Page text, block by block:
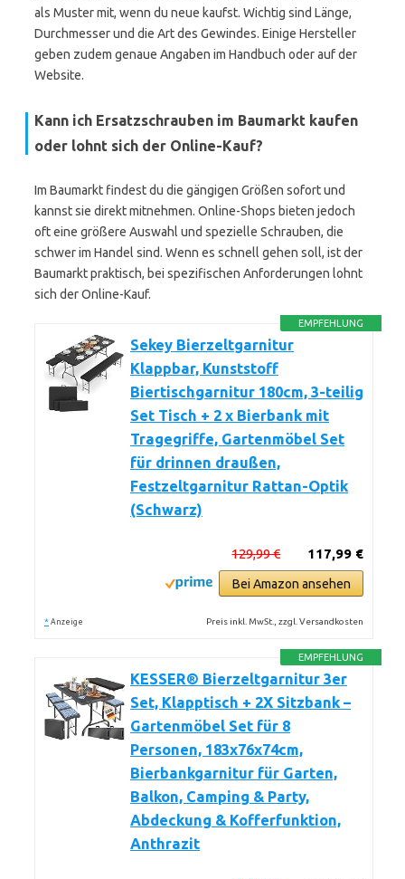
als Muster mit, wenn du neue kaufst. Wichtig sind Länge,
Durchmesser und die Art des Gewindes. Einige Hersteller
geben zudem genaue Angaben im Handbuch oder auf der
Website.
Kann ich Ersatzschrauben im Baumarkt kaufen
oder lohnt sich der Online-Kauf?
Im Baumarkt findest du die gängigen Größen sofort und
kannst sie direkt mitnehmen. Online-Shops bieten jedoch
oft eine größere Auswahl und spezielle Schrauben, die
schwer im Handel sind. Wenn es schnell gehen soll, ist der
Baumarkt praktisch, bei spezifischen Anforderungen lohnt
sich der Online-Kauf.
EMPFEHLUNG
Sekey Bierzeltgarnitur
Klappbar, Kunststoff
Biertischgarnitur 180cm, 3-teilig
Set Tisch + 2 x Bierbank mit
Tragegriffe, Gartenmöbel Set
für drinnen draußen,
Festzeltgarnitur Rattan-Optik
(Schwarz)
117,99 €
129,99 €
Bei Amazon ansehen
* Anzeige Preis inkl. MwSt., zzgl. Versandkosten
EMPFEHLUNG
KESSER® Bierzeltgarnitur 3er
Set, Klapptisch + 2X Sitzbank –
Gartenmöbel Set für 8
Personen, 183x76x74cm,
Bierbankgarnitur für Garten,
Balkon, Camping & Party,
Abdeckung & Kofferfunktion,
Anthrazit